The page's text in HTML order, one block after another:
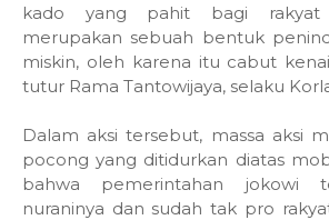
kado yang pahit bagi rakyat
merupakan sebuah bentuk
miskin, oleh karena itu cabut
tutur Rama Tantowijaya, selaku
Dalam aksi tersebut, massa aksi
pocong yang ditidurkan diatas
bahwa pemerintahan jokowi
nuraninya dan sudah tak pro